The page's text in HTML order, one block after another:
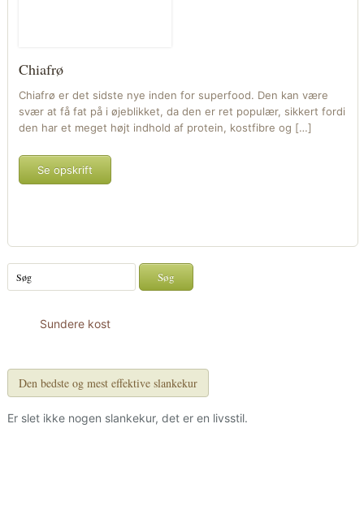
Chiafrø
Chiafrø er det sidste nye inden for superfood. Den kan være
svær at få fat på i øjeblikket, da den er ret populær, sikkert fordi
den har et meget højt indhold af protein, kostfibre og […]
Se opskrift
Sundere kost
Den bedste og mest effektive slankekur
Er slet ikke nogen slankekur, det er en livsstil.